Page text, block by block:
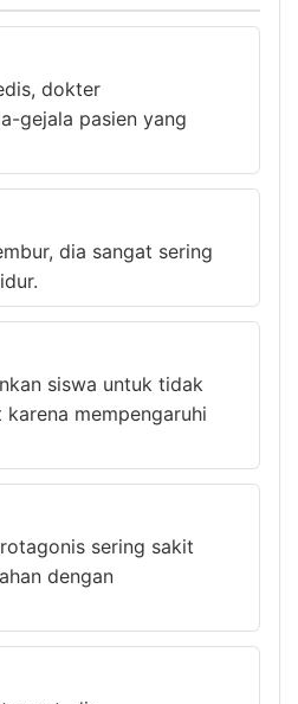
dokter
gejala pasien yang
dia sangat sering
siswa untuk tidak
mempengaruhi
sering sakit
dengan